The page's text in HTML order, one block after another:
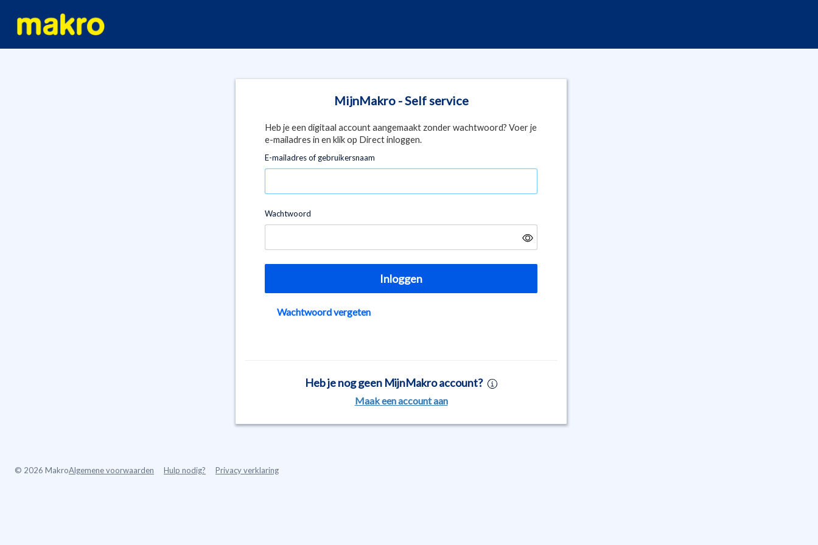
MijnMakro - Self service
Heb je een digitaal account aangemaakt zonder wachtwoord? Voer je
e-mailadres in en klik op Direct inloggen.
E-mailadres of gebruikersnaam
Wachtwoord
Inloggen
Wachtwoord vergeten
Heb je nog geen MijnMakro account?
Maak een account aan
© 2026 MakroAlgemene voorwaarden Hulp nodig? Privacy verklaring